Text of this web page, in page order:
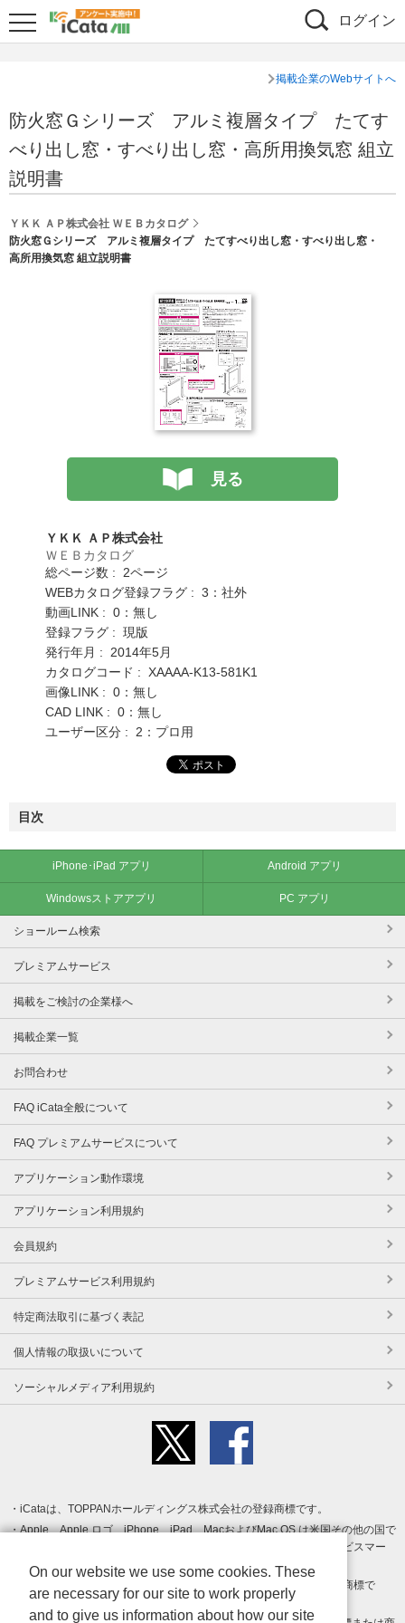
ログイン
掲載企業のWebサイトへ
防火窓Ｇシリーズ アルミ複層タイプ たてす
べり出し窓・すべり出し窓・高所用換気窓 組立
説明書
ＹＫＫ ＡＰ株式会社 ＷＥＢカタログ
防火窓Ｇシリーズ アルミ複層タイプ たてすべり出し窓・すべり出し窓・
高所用換気窓 組立説明書
見る
ＹＫＫ ＡＰ株式会社
ＷＥＢカタログ
総ページ数 : 2ページ
WEBカタログ登録フラグ : 3：社外
動画LINK : 0：無し
登録フラグ : 現版
発行年月 : 2014年5月
カタログコード : XAAAA-K13-581K1
画像LINK : 0：無し
CAD LINK : 0：無し
ユーザー区分 : 2：プロ用
目次
iPhone･iPad アプリ Android アプリ
Windowsストアアプリ PC アプリ
ショールーム検索
プレミアムサービス
掲載をご検討の企業様へ
掲載企業一覧
お問合わせ
FAQ iCata全般について
FAQ プレミアムサービスについて
アプリケーション動作環境
アプリケーション利用規約
会員規約
プレミアムサービス利用規約
特定商法取引に基づく表記
個人情報の取扱いについて
ソーシャルメディア利用規約
iCataは、TOPPANホールディングス株式会社の登録商標です。
Apple、Apple ロゴ、iPhone、iPad、MacおよびMac OS は米国その他の国で
登録された Apple Inc. の商標です。App Store は Apple Inc. のサービスマー
クです。
Android、Google Play および Google Play ロゴ は Google LLC の商標で
す。
On our website we use some cookies. These
are necessary for our site to work properly
and to give us information about how our site